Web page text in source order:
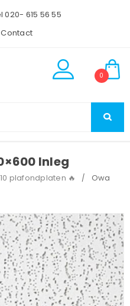
020- 615 56 55
Contact
0
Inleg
plafondplaten 🔥 /
Owa